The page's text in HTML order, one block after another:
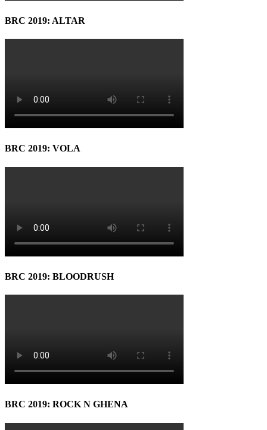
BRC 2019: ALTAR
BRC 2019: VOLA
BRC 2019: BLOODRUSH
BRC 2019: ROCK N GHENA